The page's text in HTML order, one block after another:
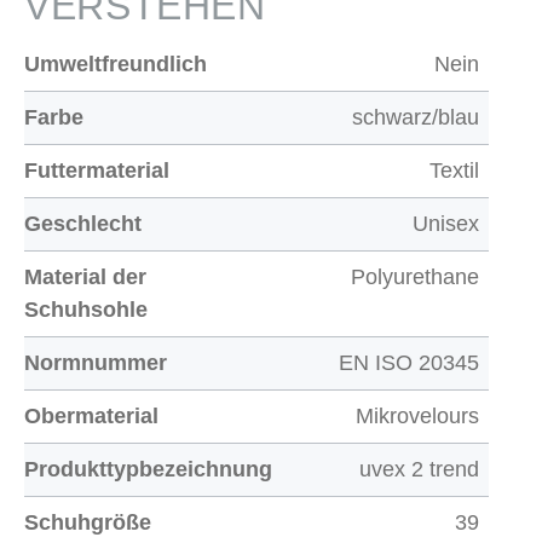
Umweltfreundlich Nein
Farbe schwarz/blau
Futtermaterial Textil
Geschlecht Unisex
Material der
Schuhsohle
Polyurethane
Normnummer EN ISO 20345
Obermaterial Mikrovelours
Produkttypbezeichnung uvex 2 trend
Schuhgröße 39